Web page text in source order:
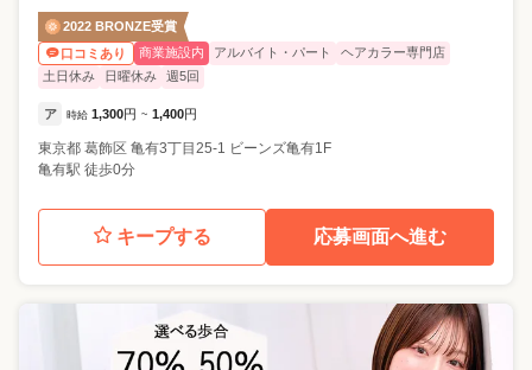
2022 BRONZE受賞
口コミあり
商業施設内 アルバイト・パート
ヘアカラー専門店
土日休み
日曜休み 週5回
ア 時給 1,300円 ~ 1,400円
東京都 葛飾区 亀有3丁目25-1 ビーンズ亀有1F
亀有駅 徒歩0分
キープする 応募画面へ進む